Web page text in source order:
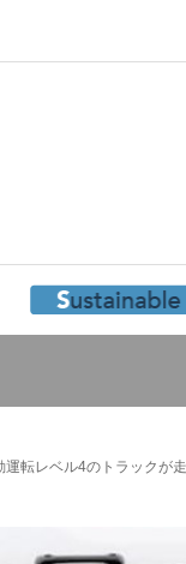
運転レベル4のトラックが